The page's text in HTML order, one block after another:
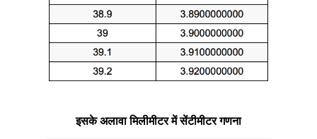
इसके अलावा मिलीमीटर में सेंटीमीटर गणना